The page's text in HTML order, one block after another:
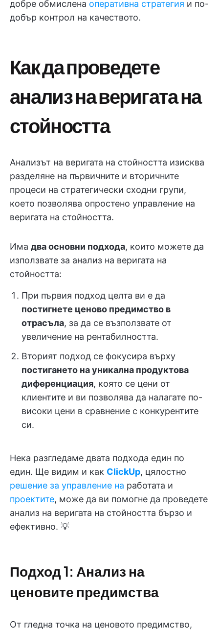
добре обмислена оперативна стратегия и по-
добър контрол на качеството.
Как да проведете
анализ на веригата на
стойността
Анализът на веригата на стойността изисква
разделяне на първичните и вторичните
процеси на стратегически сходни групи,
което позволява опростено управление на
веригата на стойността.
Има два основни подхода, които можете да
използвате за анализ на веригата на
стойността:
При първия подход целта ви е да
постигнете ценово предимство в
отрасъла, за да се възползвате от
увеличение на рентабилността.
Вторият подход се фокусира върху
постигането на уникална продуктова
диференциация, която се цени от
клиентите и ви позволява да налагате по-
високи цени в сравнение с конкурентите
си.
Нека разгледаме двата подхода един по
един. Ще видим и как ClickUp, цялостно
решение за управление на работата и
проектите, може да ви помогне да проведете
анализ на веригата на стойността бързо и
ефективно. 💡
Подход 1: Анализ на
ценовите предимства
От гледна точка на ценовото предимство,